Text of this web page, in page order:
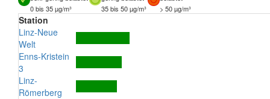
0 bis 35 µg/m³
35 bis 50 µg/m³ > 50 µg/m³
Station
Linz-Neue
Welt
Enns-Kristein
3
Linz-
Römerberg